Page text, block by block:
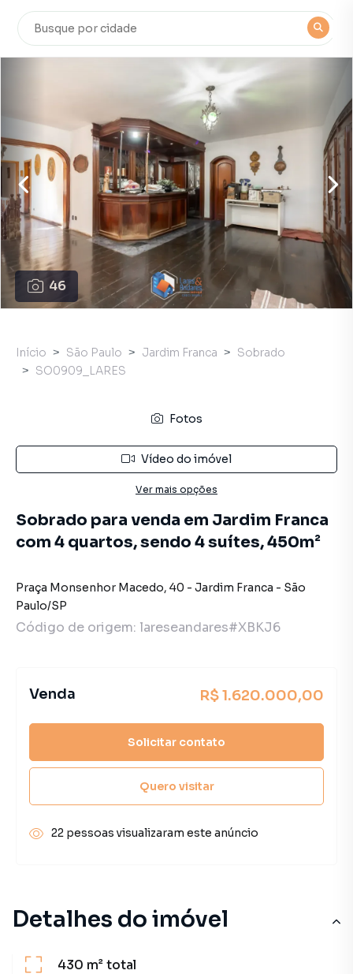
46
Detalhes do imóvel
430 m²total
Início São Paulo Jardim Franca
Sobrado
SO0909_LARES
Fotos
Vídeo do imóvel
Ver mais opções
Sobrado para venda em Jardim Franca
com 4 quartos, sendo 4 suítes, 450m²
Praça Monsenhor Macedo, 40 - Jardim Franca - São
Paulo/SP
Código de origem: lareseandares#XBKJ6
Venda R$ 1.620.000,00
Solicitar contato
Quero visitar
22 pessoas visualizaram este anúncio